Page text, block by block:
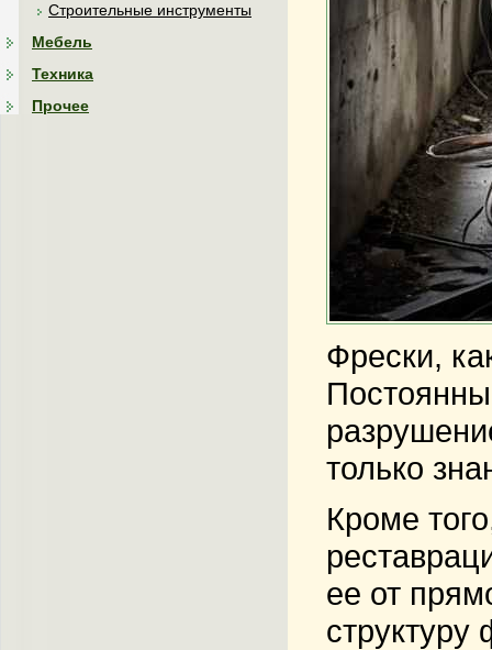
Строительные инструменты
Мебель
Техника
Прочее
Фрески,
только
Кроме
ее от